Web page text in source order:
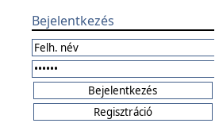
Bejelentkezés